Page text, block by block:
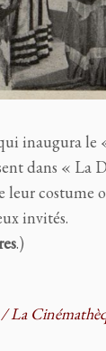
inaugura le
dans « La
leur costume
invités.
.)
La